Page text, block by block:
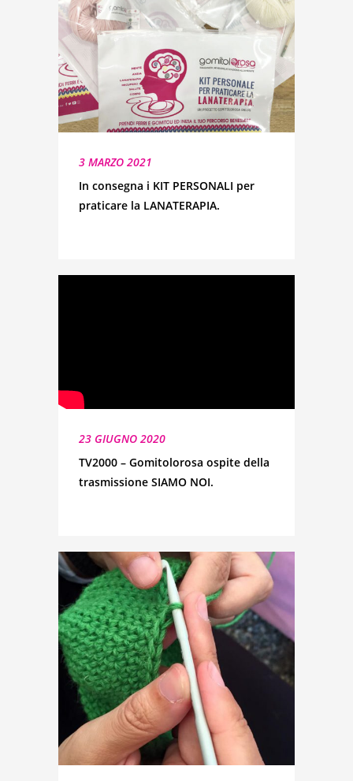
3 MARZO 2021
In consegna i KIT PERSONALI per
praticare la LANATERAPIA.
23 GIUGNO 2020
TV2000 – Gomitolorosa ospite della
trasmissione SIAMO NOI.